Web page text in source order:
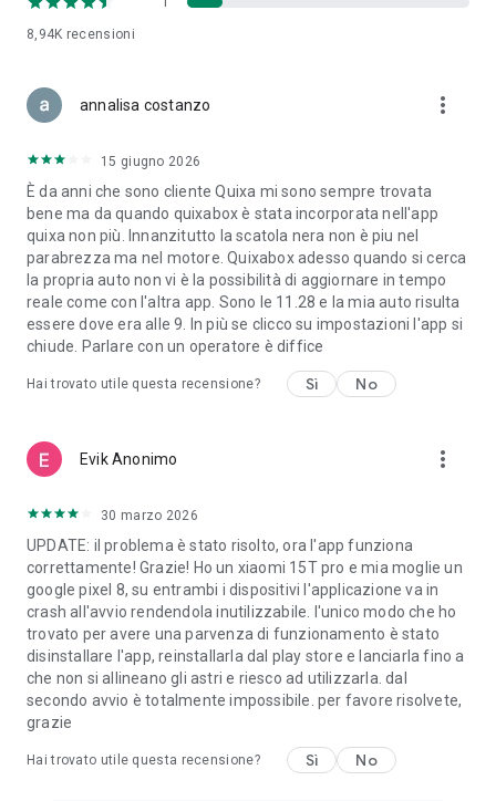
8,94K recensioni
annalisa costanzo more_vert
15 giugno 2026
È da anni che sono cliente Quixa mi sono sempre trovata
bene ma da quando quixabox è stata incorporata nell'app
quixa non più. Innanzitutto la scatola nera non è piu nel
parabrezza ma nel motore. Quixabox adesso quando si cerca
la propria auto non vi è la possibilità di aggiornare in tempo
reale come con l'altra app. Sono le 11.28 e la mia auto risulta
essere dove era alle 9. In più se clicco su impostazioni l'app si
chiude. Parlare con un operatore è diffice
Hai trovato utile questa recensione? Sì No
Evik Anonimo more_vert
30 marzo 2026
UPDATE: il problema è stato risolto, ora l'app funziona
correttamente! Grazie! Ho un xiaomi 15T pro e mia moglie un
google pixel 8, su entrambi i dispositivi l'applicazione va in
crash all'avvio rendendola inutilizzabile. l'unico modo che ho
trovato per avere una parvenza di funzionamento è stato
disinstallare l'app, reinstallarla dal play store e lanciarla fino a
che non si allineano gli astri e riesco ad utilizzarla. dal
secondo avvio è totalmente impossibile. per favore risolvete,
grazie
Hai trovato utile questa recensione? Sì No